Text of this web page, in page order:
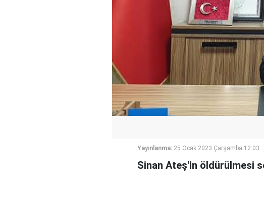
Yayınlanma: 25 Ocak 2023 Çarşamba 12:03
Sinan Ateş'in öldürülmesi